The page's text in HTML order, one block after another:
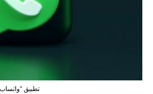
تطبيق